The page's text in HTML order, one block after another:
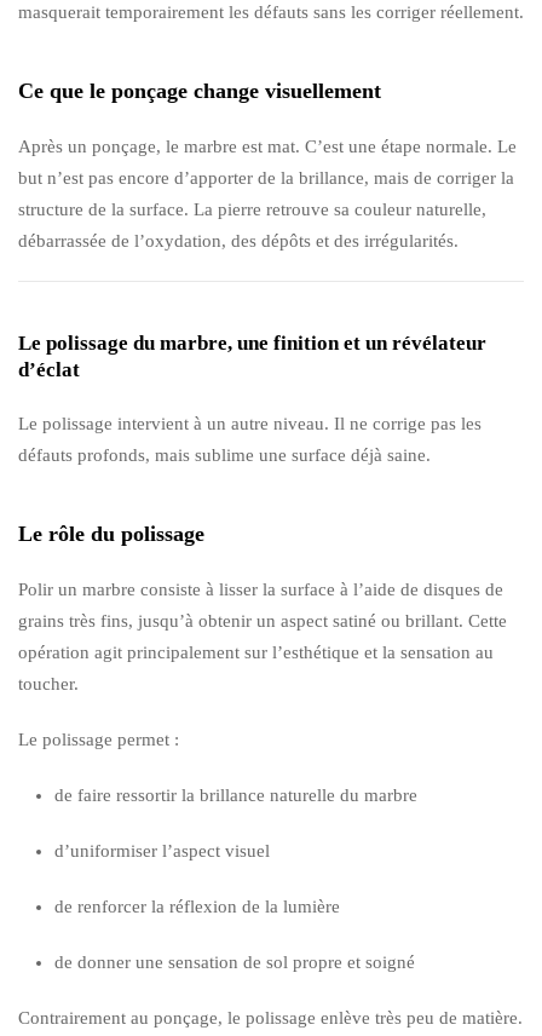
masquerait temporairement les défauts sans les corriger réellement.
Ce que le ponçage change visuellement
Après un ponçage, le marbre est mat. C’est une étape normale. Le
but n’est pas encore d’apporter de la brillance, mais de corriger la
structure de la surface. La pierre retrouve sa couleur naturelle,
débarrassée de l’oxydation, des dépôts et des irrégularités.
Le polissage du marbre, une finition et un révélateur
d’éclat
Le polissage intervient à un autre niveau. Il ne corrige pas les
défauts profonds, mais sublime une surface déjà saine.
Le rôle du polissage
Polir un marbre consiste à lisser la surface à l’aide de disques de
grains très fins, jusqu’à obtenir un aspect satiné ou brillant. Cette
opération agit principalement sur l’esthétique et la sensation au
toucher.
Le polissage permet :
de faire ressortir la brillance naturelle du marbre
d’uniformiser l’aspect visuel
de renforcer la réflexion de la lumière
de donner une sensation de sol propre et soigné
Contrairement au ponçage, le polissage enlève très peu de matière.